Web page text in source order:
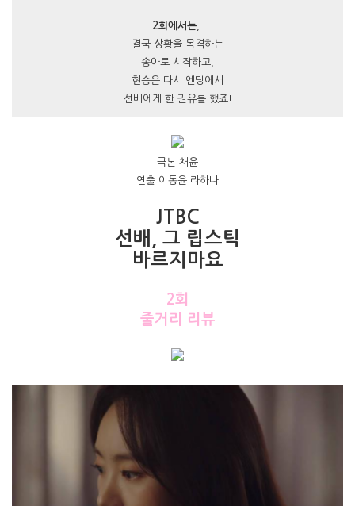
2회에서는
결국 상황을 목격하는
송아로 시작하고,
현승은 다시 엔딩에서
선배에게 한 권유를 했죠!
극본 채윤
연출 이동윤 라하나
JTBC
선배, 그 립스틱
바르지마요
2회
줄거리 리뷰